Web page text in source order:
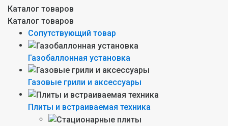
Каталог товаров
Каталог товаров
Сопутствующий товар
Газобаллонная установка
Газовые грили и аксессуары
Плиты и встраиваемая техника